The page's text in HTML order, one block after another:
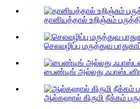
தானியத்தால் உறிஞ்சும்
செலவழிப்பு மருத்துவ
பைண்டிங் அல்லது
ஆல்கஹால் கிருமி நீக்கம்